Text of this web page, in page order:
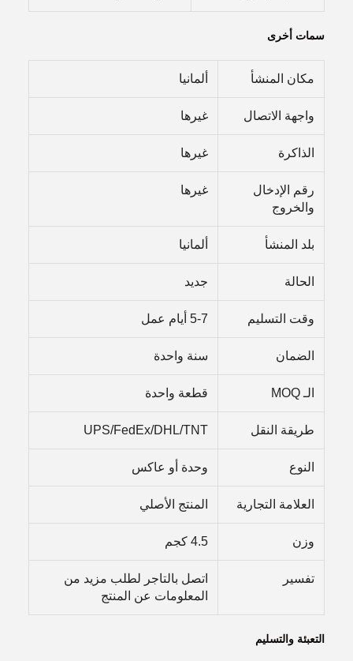
سمات أخرى
مكان المنشأ ألمانيا
واجهة الاتصال غيرها
الذاكرة غيرها
رقم الإدخال
والخروج
غيرها
بلد المنشأ ألمانيا
الحالة جديد
وقت التسليم 5-7 أيام عمل
الضمان سنة واحدة
الـ MOQ قطعة واحدة
طريقة النقل UPS/FedEx/DHL/TNT
النوع وحدة أو عاكس
العلامة التجارية المنتج الأصلي
وزن 4.5 كجم
تفسير
اتصل بالتاجر لطلب مزيد من
المعلومات عن المنتج
التعبئة والتسليم